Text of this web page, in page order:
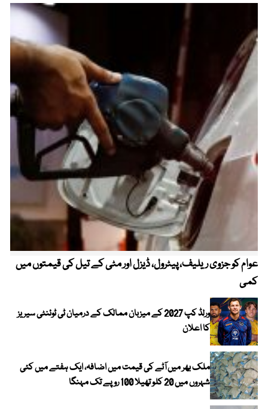
عوام کو جزوی ریلیف، پیٹرول، ڈیزل اور مٹی کے تیل کی قیمتوں میں
کمی
ورلڈ کپ 2027 کے میزبان ممالک کے درمیان ٹی ٹوئنٹی سیریز
کا اعلان
ملک بھر میں آٹے کی قیمت میں اضافہ، ایک ہفتے میں کئی
شہروں میں 20 کلو تھیلا 100 روپے تک مہنگا